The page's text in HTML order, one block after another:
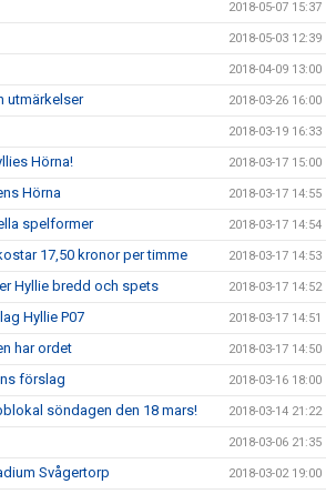
2018-05-07 15:37
2018-05-03 12:39
2018-04-09 13:00
utmärkelser 2018-03-26 16:00
2018-03-19 16:33
Hörna! 2018-03-17 15:00
Hörna 2018-03-17 14:55
spelformer 2018-03-17 14:54
17,50 kronor per timme 2018-03-17 14:53
Hyllie bredd och spets 2018-03-17 14:52
Hyllie P07 2018-03-17 14:51
har ordet 2018-03-17 14:50
förslag 2018-03-16 18:00
söndagen den 18 mars! 2018-03-14 21:22
2018-03-06 21:35
Svågertorp 2018-03-02 19:00